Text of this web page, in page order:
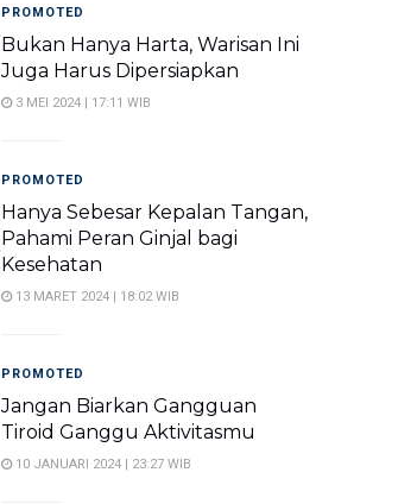
PROMOTED
Bukan Hanya Harta, Warisan Ini
Juga Harus Dipersiapkan
3 MEI 2024 | 17:11 WIB
PROMOTED
Hanya Sebesar Kepalan Tangan,
Pahami Peran Ginjal bagi
Kesehatan
13 MARET 2024 | 18:02 WIB
PROMOTED
Jangan Biarkan Gangguan
Tiroid Ganggu Aktivitasmu
10 JANUARI 2024 | 23:27 WIB